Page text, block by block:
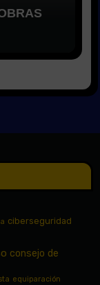
ciberseguridad
consejo de
equiparación